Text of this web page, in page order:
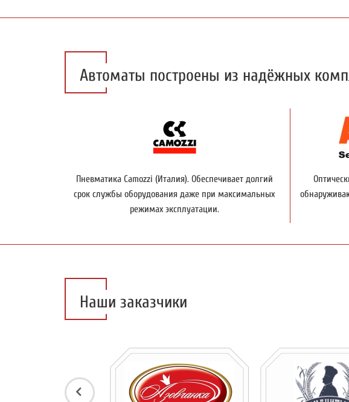
Автоматы построены из надёжных
Пневматика Camozzi (Италия). Обеспечивает долгий
срок службы оборудования даже при максимальных
режимах эксплуатации.
Наши заказчики